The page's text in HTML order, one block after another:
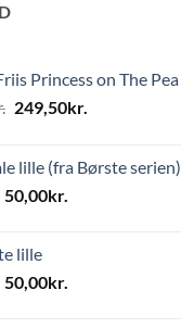
Princess on The Pea
Den
var:
499,00kr..
249,50kr.
er:
lille (fra Børste serien)
Den
var:
80,00kr..
50,00kr.
50,00kr..
lille
Den
50,00kr.